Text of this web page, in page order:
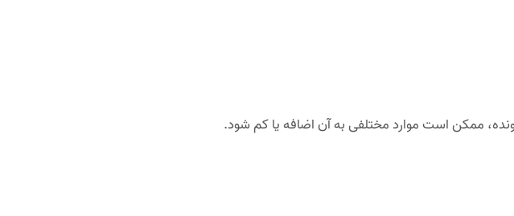
ممکن است موارد مختلفی به آن اضافه یا کم شود.